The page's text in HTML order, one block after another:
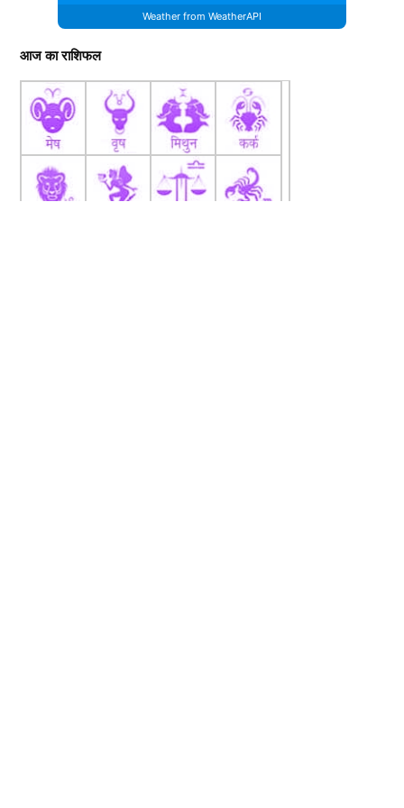
Weather from WeatherAPI
आज का राशिफल